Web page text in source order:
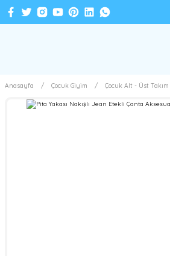
Anasayfa Çocuk Giyim Çocuk Alt - Üst Takım